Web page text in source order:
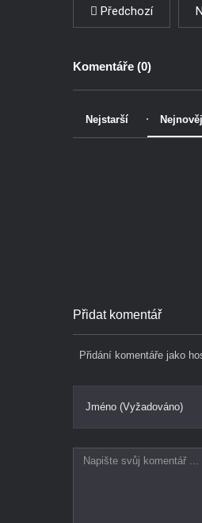
Předchozí
Komentáře (0)
Nejstarší
Přidat komentář
Přidání komentáře jako
Jméno (Vyžadováno)